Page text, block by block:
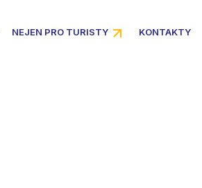
NEJEN PRO TURISTY KONTAKTY